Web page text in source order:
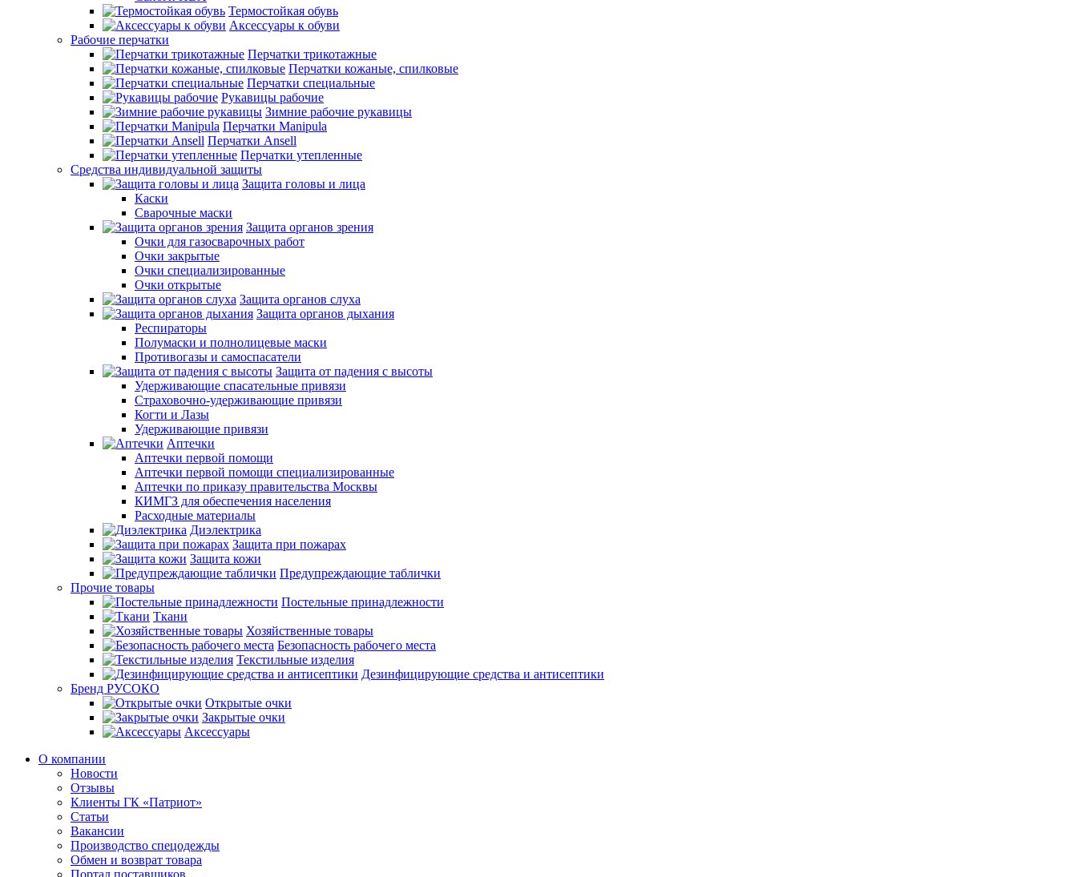
Термостойкая обувь
Аксессуары к обуви
Рабочие перчатки
Перчатки трикотажные
Перчатки кожаные, спилковые
Перчатки специальные
Рукавицы рабочие
Зимние рабочие рукавицы
Перчатки Manipula
Перчатки Ansell
Перчатки утепленные
Средства индивидуальной защиты
Защита головы и лица
Каски
Сварочные маски
Защита органов зрения
Очки для газосварочных работ
Очки закрытые
Очки специализированные
Очки открытые
Защита органов слуха
Защита органов дыхания
Респираторы
Полумаски и полнолицевые маски
Противогазы и самоспасатели
Защита от падения с высоты
Удерживающие спасательные привязи
Страховочно-удерживающие привязи
Когти и Лазы
Удерживающие привязи
Аптечки
Аптечки первой помощи
Аптечки первой помощи специализированные
Аптечки по приказу правительства Москвы
КИМГЗ для обеспечения населения
Расходные материалы
Диэлектрика
Защита при пожарах
Защита кожи
Предупреждающие таблички
Прочие товары
Постельные принадлежности
Ткани
Хозяйственные товары
Безопасность рабочего места
Текстильные изделия
Дезинфицирующие средства и антисептики
Бренд РУСОКО
Открытые очки
Закрытые очки
Аксессуары
О компании
Новости
Отзывы
Клиенты ГК «Патриот»
Статьи
Вакансии
Производство спецодежды
Обмен и возврат товара
Портал поставщиков